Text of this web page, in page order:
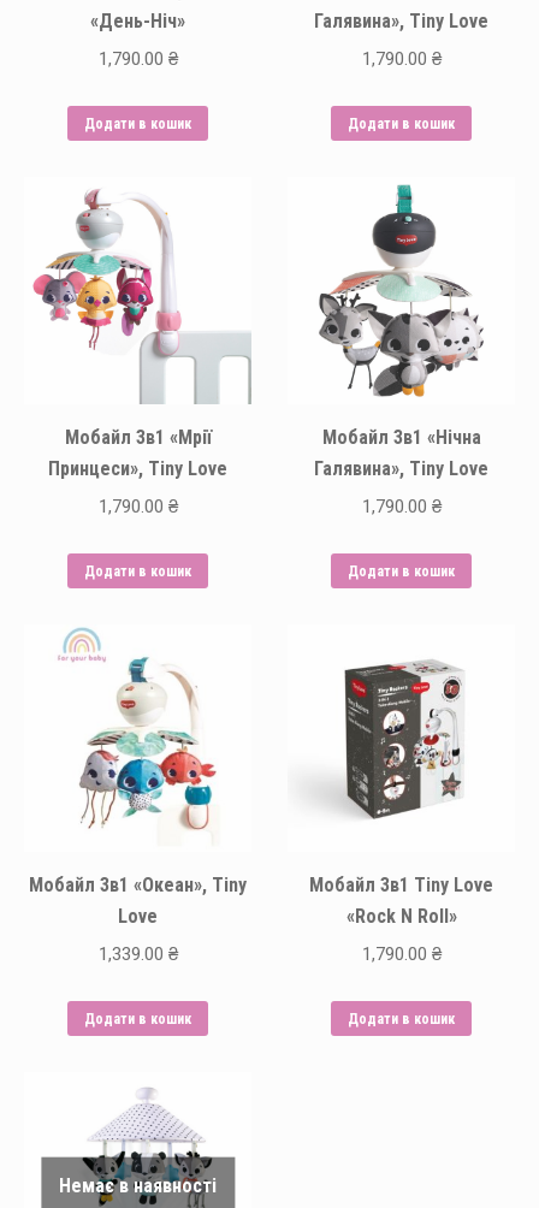
«День-Ніч»
1,790.00 ₴
Додати в кошик
Галявина», Tiny Love
1,790.00 ₴
Додати в кошик
Мобайл 3в1 «Мрії
Принцеси», Tiny Love
1,790.00 ₴
Додати в кошик
Мобайл 3в1 «Нічна
Галявина», Tiny Love
1,790.00 ₴
Додати в кошик
Мобайл 3в1 «Океан», Tiny
Love
1,339.00 ₴
Додати в кошик
Мобайл 3в1 Tiny Love
«Rock N Roll»
1,790.00 ₴
Додати в кошик
Немає в наявності